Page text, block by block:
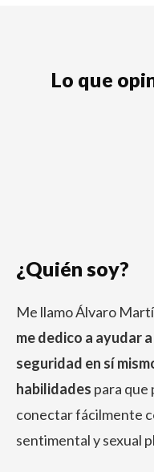
Lo que
¿Quién soy?
Me llamo Álvaro
me dedico a ayudar
seguridad en sí
habilidades para que
conectar fácilmente
sentimental y sexual